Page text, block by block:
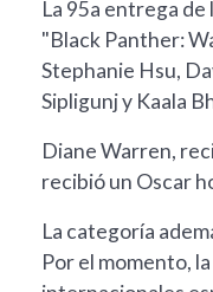
La 95a entrega
"Black Panther:
Stephanie Hsu,
Sipligunj y Kaala
Diane Warren,
recibió un Oscar
La categoría
Por el momento,